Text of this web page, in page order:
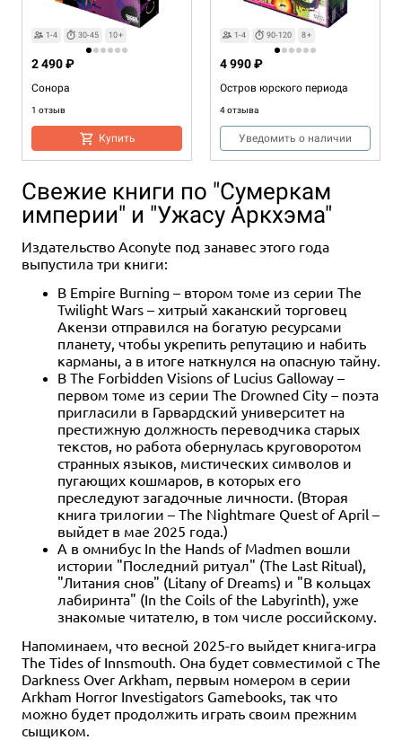
1-4 30-45 10+
Сонора
1 отзыв
2 490 ₽
Купить
1-4 90-120 8+
Остров юрского периода
4 отзыва
4 990 ₽
Уведомить о наличии
Свежие книги по "Сумеркам
империи" и "Ужасу Аркхэма"
Издательство Aconyte под занавес этого года
выпустила три книги:
В Empire Burning – втором томе из серии The
Twilight Wars – хитрый хаканский торговец
Акензи отправился на богатую ресурсами
планету, чтобы укрепить репутацию и набить
карманы, а в итоге наткнулся на опасную тайну.
В The Forbidden Visions of Lucius Galloway –
первом томе из серии The Drowned City – поэта
пригласили в Гарвардский университет на
престижную должность переводчика старых
текстов, но работа обернулась круговоротом
странных языков, мистических символов и
пугающих кошмаров, в которых его
преследуют загадочные личности. (Вторая
книга трилогии – The Nightmare Quest of April –
выйдет в мае 2025 года.)
А в омнибус In the Hands of Madmen вошли
истории "Последний ритуал" (The Last Ritual),
"Литания снов" (Litany of Dreams) и "В кольцах
лабиринта" (In the Coils of the Labyrinth), уже
знакомые читателю, в том числе российскому.
Напоминаем, что весной 2025-го выйдет книга-игра
The Tides of Innsmouth. Она будет совместимой с The
Darkness Over Arkham, первым номером в серии
Arkham Horror Investigators Gamebooks, так что
можно будет продолжить играть своим прежним
сыщиком.